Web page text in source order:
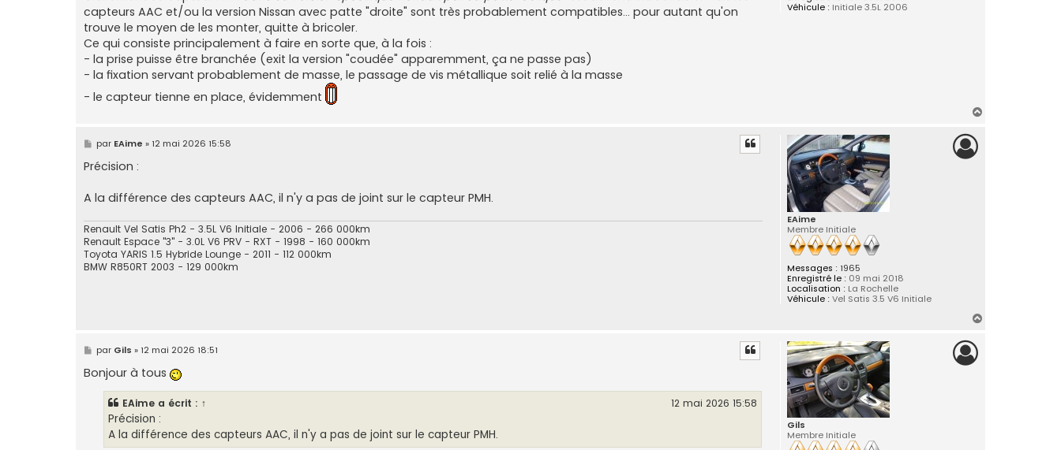
Véhicule : Initiale 3.5L 2006
capteurs AAC et/ou la version Nissan avec patte "droite" sont très probablement compatibles... pour autant qu'on
trouve le moyen de les monter, quitte à bricoler.
Ce qui consiste principalement à faire en sorte que, à la fois :
- la prise puisse être branchée (exit la version "coudée" apparemment, ça ne passe pas)
- la fixation servant probablement de masse, le passage de vis métallique soit relié à la masse
- le capteur tienne en place, évidemment
EAime
Membre Initiale
Messages : 1965
Enregistré le : 09 mai 2018
Localisation : La Rochelle
Véhicule : Vel Satis 3.5 V6 Initiale
M
e
s
s
g
e
par EAime » 12 mai 2026 15:58
Précision :
A la différence des capteurs AAC, il n'y a pas de joint sur le capteur PMH.
Renault Vel Satis Ph2 - 3.5L V6 Initiale - 2006 - 266 000km
Renault Espace "3" - 3.0L V6 PRV - RXT - 1998 - 160 000km
Toyota YARIS 1.5 Hybride Lounge - 2011 - 112 000km
BMW R850RT 2003 - 129 000km
Gils
Membre Initiale
M
e
s
s
par Gils » 12 mai 2026 18:51
Bonjour à tous
EAime a écrit : ↑ 12 mai 2026 15:58
Précision :
A la différence des capteurs AAC, il n'y a pas de joint sur le capteur PMH.